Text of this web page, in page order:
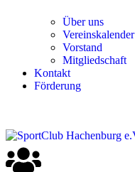
Über uns
Ver­einska­len­der
Vor­stand
Mit­glied­schaft
Kon­takt
För­de­rung